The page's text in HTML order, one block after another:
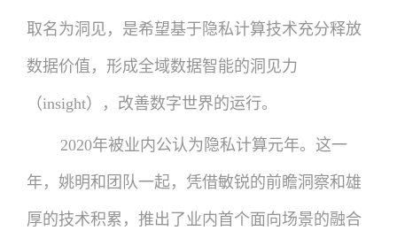
取名为洞见，是希望基于隐私计算技术充分释放
数据价值，形成全域数据智能的洞见力
（insight），改善数字世界的运行。
2020年被业内公认为隐私计算元年。这一
年，姚明和团队一起，凭借敏锐的前瞻洞察和雄
厚的技术积累，推出了业内首个面向场景的融合